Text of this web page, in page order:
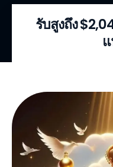
รับสูงถึง